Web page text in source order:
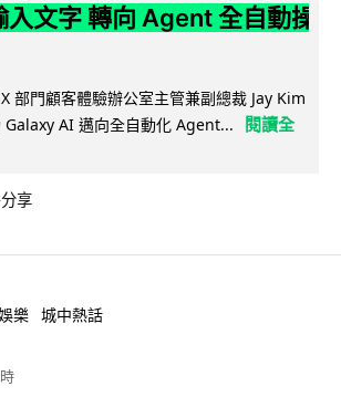
入文字 轉向 Agent 全自動操
部門顧客體驗辦公室主管兼副總裁 Jay Kim
Galaxy AI 邁向全自動化 Agent...
閱讀全
分享
樂 城中熱話